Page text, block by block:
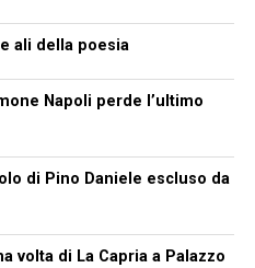
ali della poesia
Napoli perde l’ultimo
di Pino Daniele escluso da
volta di La Capria a Palazzo